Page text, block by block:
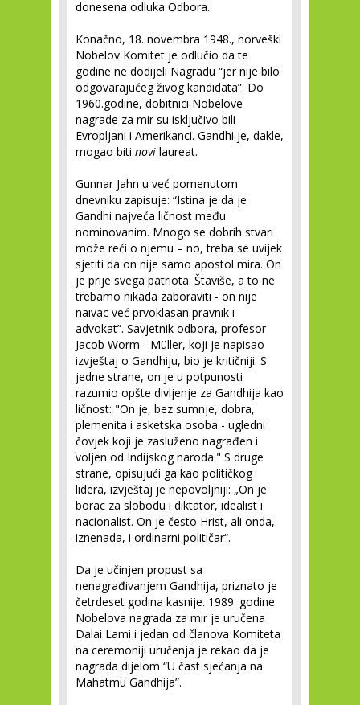
donesena odluka Odbora.
Konačno, 18. novembra 1948., norveški
Nobelov Komitet je odlučio da te
godine ne dodijeli Nagradu “jer nije bilo
odgovarajućeg živog kandidata”. Do
1960.godine, dobitnici Nobelove
nagrade za mir su isključivo bili
Evropljani i Amerikanci. Gandhi je, dakle,
mogao biti novi laureat.
Gunnar Jahn u već pomenutom
dnevniku zapisuje: “Istina je da je
Gandhi najveća ličnost među
nominovanim. Mnogo se dobrih stvari
može reći o njemu – no, treba se uvijek
sjetiti da on nije samo apostol mira. On
je prije svega patriota. Štaviše, a to ne
trebamo nikada zaboraviti - on nije
naivac već prvoklasan pravnik i
advokat”. Savjetnik odbora, profesor
Jacob Worm - Müller, koji je napisao
izvještaj o Gandhiju, bio je kritičniji. S
jedne strane, on je u potpunosti
razumio opšte divljenje za Gandhija kao
ličnost: "On je, bez sumnje, dobra,
plemenita i asketska osoba - ugledni
čovjek koji je zasluženo nagrađen i
voljen od Indijskog naroda." S druge
strane, opisujući ga kao političkog
lidera, izvještaj je nepovoljniji: „On je
borac za slobodu i diktator, idealist i
nacionalist. On je često Hrist, ali onda,
iznenada, i ordinarni političar“.
Da je učinjen propust sa
nenagrađivanjem Gandhija, priznato je
četrdeset godina kasnije. 1989. godine
Nobelova nagrada za mir je uručena
Dalai Lami i jedan od članova Komiteta
na ceremoniji uručenja je rekao da je
nagrada dijelom “U čast sjećanja na
Mahatmu Gandhija”.